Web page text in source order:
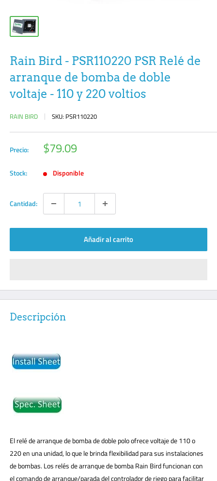
Rain Bird - PSR110220 PSR Relé de
arranque de bomba de doble
voltaje - 110 y 220 voltios
RAIN BIRD SKU: PSR110220
Precio: Precio
de
venta
$79.09
Stock: Disponible
Cantidad:
Añadir al carrito
Descripción
El relé de arranque de bomba de doble polo ofrece voltaje de 110 o
220 en una unidad, lo que le brinda flexibilidad para sus instalaciones
de bombas. Los relés de arranque de bomba Rain Bird funcionan con
el comando de arranque/parada del controlador de riego para facilitar